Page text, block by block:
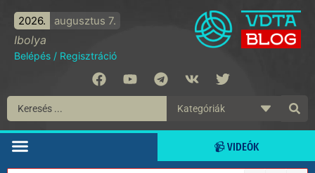
2026. augusztus 7.
Ibolya
Belépés / Regisztráció
📹 VIDEÓK